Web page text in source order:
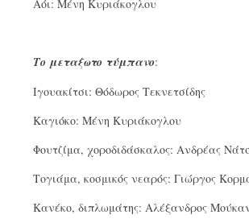
Αόι: Μένη Κυριάκογλου
Το μεταξωτο τύμπανο:
Ιγουακίτσι: Θόδωρος Τεκνετσίδης
Καγιόκο: Μένη Κυριάκογλου
Φουτζίμα, χοροδιδάσκαλος: Ανδρέας
Τογιάμα, κοσμικός νεαρός: Γιώργος
Κανέκο, διπλωμάτης: Αλέξανδρος